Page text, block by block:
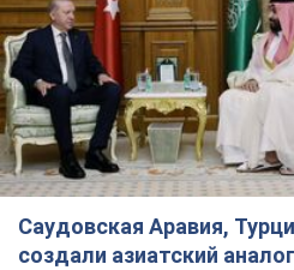
Саудовская Аравия,
создали азиатский